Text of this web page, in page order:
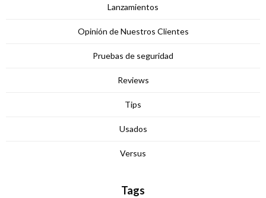
Lanzamientos
Opinión de Nuestros Clientes
Pruebas de seguridad
Reviews
Tips
Usados
Versus
Tags